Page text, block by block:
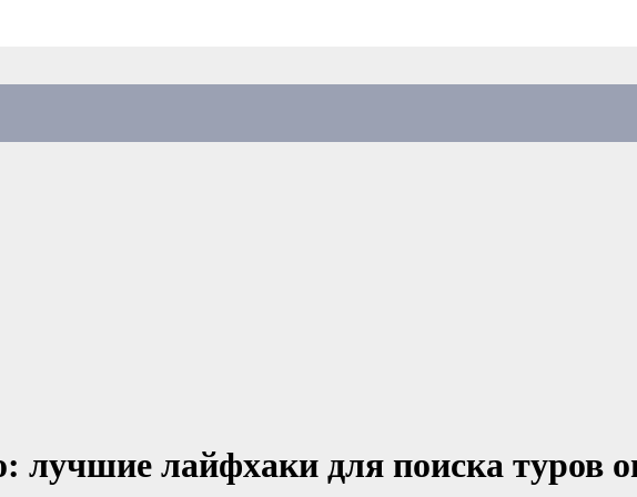
лучшие лайфхаки для поиска туров